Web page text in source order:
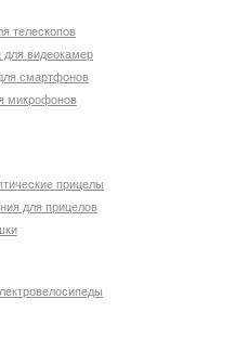
телескопов
для видеокамер
смартфонов
микрофонов
прицелы
для прицелов